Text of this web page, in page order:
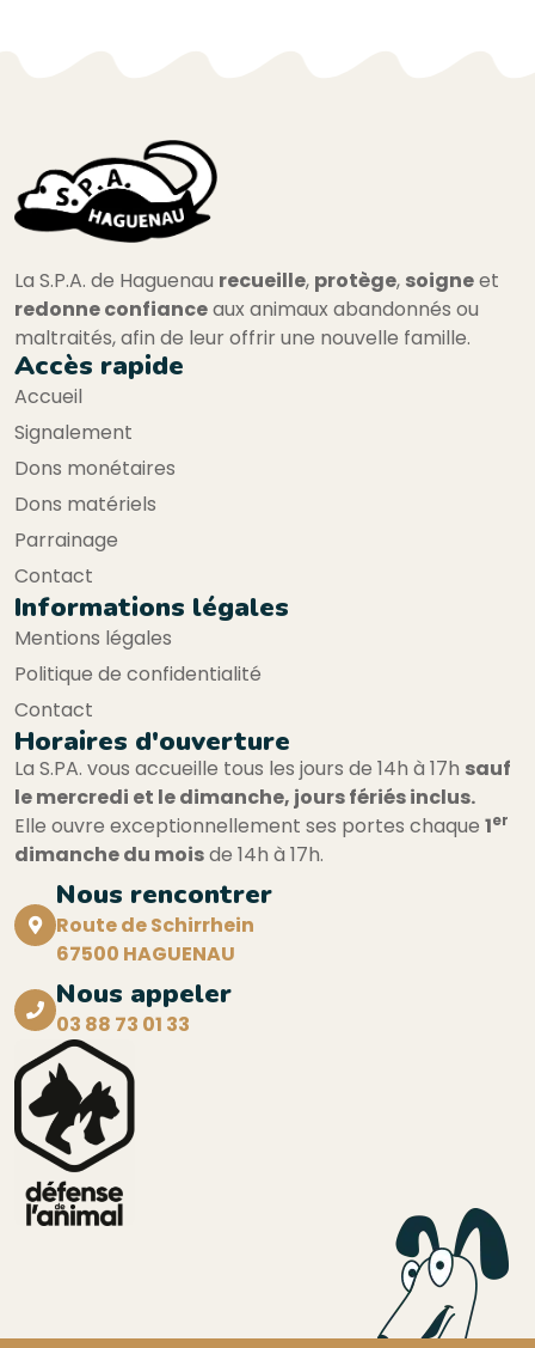
La S.P.A. de Haguenau recueille, protège, soigneet
redonne confianceaux animaux abandonnés ou
maltraités, afin de leur offrir une nouvelle famille.
Accès rapide
Accueil
Signalement
Dons monétaires
Dons matériels
Parrainage
Contact
Informations légales
Mentions légales
Politique de confidentialité
Contact
Horaires d'ouverture
La S.PA. vous accueille tous les jours de 14h à 17h sauf
le mercredi et le dimanche, jours fériés inclus.
Elle ouvre exceptionnellement ses portes chaque 1er
dimanche du moisde 14h à 17h.
Nous rencontrer
Route de Schirrhein
67500 HAGUENAU
Nous appeler
03 88 73 01 33